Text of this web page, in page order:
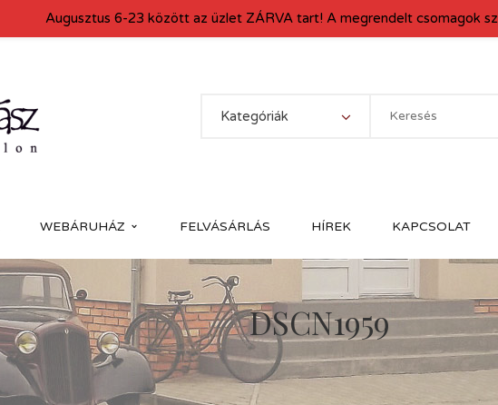
Kategóriák
WEBÁRUHÁZ FELVÁSÁRLÁS HÍREK KAPCSOLAT
DSCN1959
Augusztus 6-23 között az üzlet ZÁRVA tart! A megrendelt csomagok